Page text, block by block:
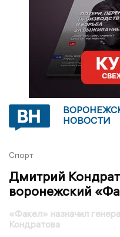
НОВОСТИ
Спорт
Дмитрий
воронежский
«Факел» назначил
Кондратова